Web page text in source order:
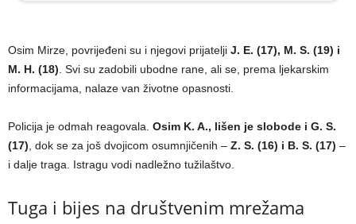
Osim Mirze, povrijeđeni su i njegovi prijatelji J. E. (17), M. S. (19) i
M. H. (18) . Svi su zadobili ubodne rane, ali se, prema ljekarskim
informacijama, nalaze van životne opasnosti.
Policija je odmah reagovala. Osim K. A., lišen je slobode i G. S.
(17) , dok se za još dvojicom osumnjičenih – Z. S. (16) i B. S. (17) –
i dalje traga. Istragu vodi nadležno tužilaštvo.
Tuga i bijes na društvenim mrežama